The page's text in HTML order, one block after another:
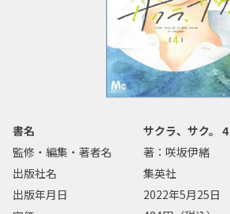
書名
サクラ、サク。 4
監修・編集・著者名
著：咲坂伊緒
出版社名
集英社
出版年月日
2022年5月25日